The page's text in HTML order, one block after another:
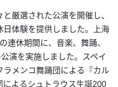
厳選された公演を開催し、
日体験を提供しました。上海
連休期間に、音楽、舞踊、
演を実施しました。スペイ
メンコ舞踊団による『カル
によるシュトラウス生誕200